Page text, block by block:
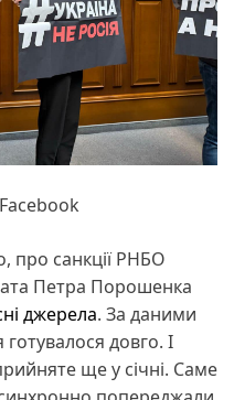
про санкції РНБО
Петра Порошенка
джерела. За даними
довго. І
ще у січні. Саме